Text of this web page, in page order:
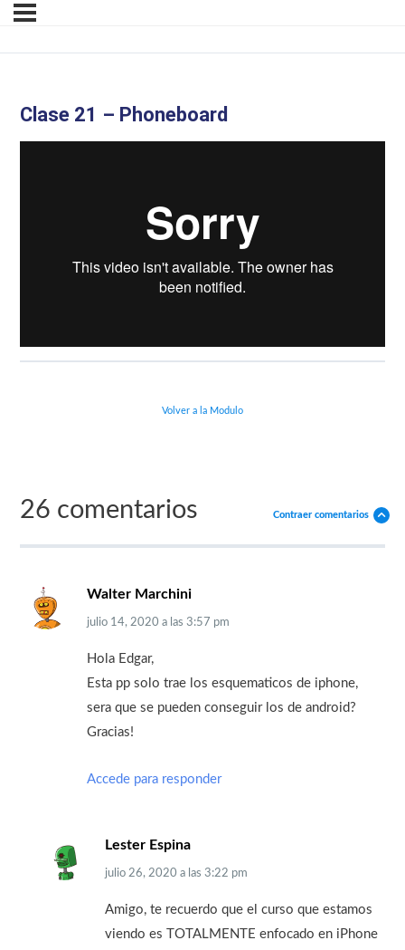
Clase 21 – Phoneboard
Volver a la Modulo
26 comentarios Contraer comentarios
Walter Marchini
julio 14, 2020 a las 3:57 pm
Hola Edgar,
Esta pp solo trae los esquematicos de iphone,
sera que se pueden conseguir los de android?
Gracias!
Accede para responder
Lester Espina
julio 26, 2020 a las 3:22 pm
Amigo, te recuerdo que el curso que estamos
viendo es TOTALMENTE enfocado en iPhone